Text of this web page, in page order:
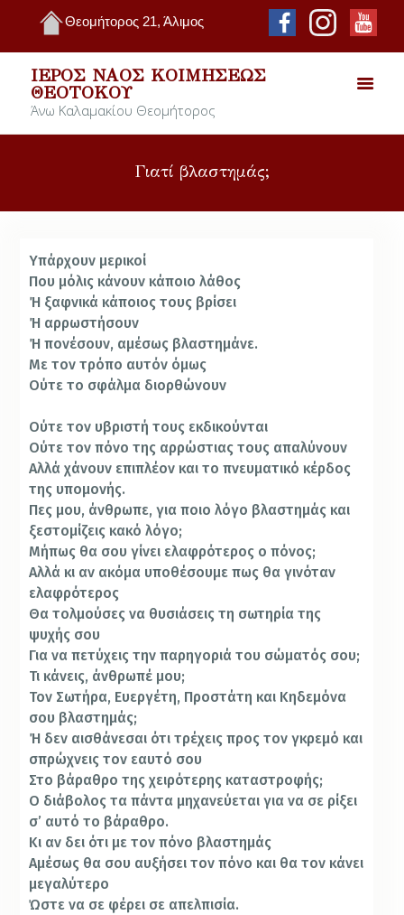
Θεομήτορος 21, Άλιμος
ΙΕΡΌΣ ΝΑΌΣ ΚΟΙΜΉΣΕΩΣ
ΘΕΟΤΌΚΟΥ
Άνω Καλαμακίου Θεομήτορος
Γιατί βλαστημάς;
Υπάρχουν μερικοί
Που μόλις κάνουν κάποιο λάθος
Ή ξαφνικά κάποιος τους βρίσει
Ή αρρωστήσουν
Ή πονέσουν, αμέσως βλαστημάνε.
Με τον τρόπο αυτόν όμως
Ούτε το σφάλμα διορθώνουν
Ούτε τον υβριστή τους εκδικούνται
Ούτε τον πόνο της αρρώστιας τους απαλύνουν
Αλλά χάνουν επιπλέον και το πνευματικό κέρδος
της υπομονής.
Πες μου, άνθρωπε, για ποιο λόγο βλαστημάς και
ξεστομίζεις κακό λόγο;
Μήπως θα σου γίνει ελαφρότερος ο πόνος;
Αλλά κι αν ακόμα υποθέσουμε πως θα γινόταν
ελαφρότερος
Θα τολμούσες να θυσιάσεις τη σωτηρία της
ψυχής σου
Για να πετύχεις την παρηγοριά του σώματός σου;
Τι κάνεις, άνθρωπέ μου;
Τον Σωτήρα, Ευεργέτη, Προστάτη και Κηδεμόνα
σου βλαστημάς;
Ή δεν αισθάνεσαι ότι τρέχεις προς τον γκρεμό και
σπρώχνεις τον εαυτό σου
Στο βάραθρο της χειρότερης καταστροφής;
Ο διάβολος τα πάντα μηχανεύεται για να σε ρίξει
σ’ αυτό το βάραθρο.
Κι αν δει ότι με τον πόνο βλαστημάς
Αμέσως θα σου αυξήσει τον πόνο και θα τον κάνει
μεγαλύτερο
Ώστε να σε φέρει σε απελπισία.